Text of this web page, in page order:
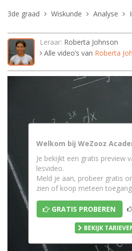
3de graad
Wiskunde Analyse
Leraar: Roberta Johnson
Alle video’s van Roberta
Welkom bij WeZooz
Je bekijkt een gratis preview
lesvideo.
Meld je aan, probeer gratis
zien of koop meteen
GRATIS PROBEREN
BEKIJK